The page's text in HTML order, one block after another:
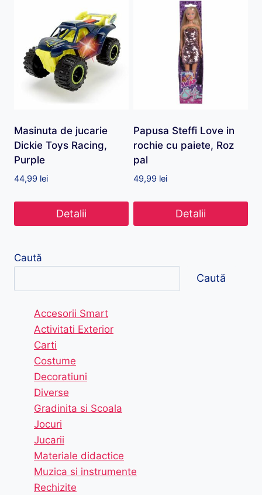
Masinuta de jucarie
Dickie Toys Racing,
Purple
44,99 lei
Detalii
Papusa Steffi Love in
rochie cu paiete, Roz
pal
49,99 lei
Detalii
Caută
Caută
Accesorii Smart
Activitati Exterior
Carti
Costume
Decoratiuni
Diverse
Gradinita si Scoala
Jocuri
Jucarii
Materiale didactice
Muzica si instrumente
Rechizite